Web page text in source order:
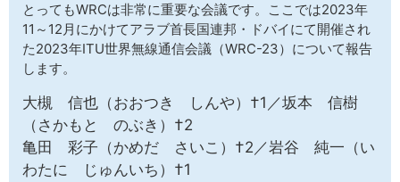
とってもWRCは非常に重要な会議です。ここでは2023年
11～12月にかけてアラブ首長国連邦・ドバイにて開催され
た2023年ITU世界無線通信会議（WRC-23）について報告
します。
大槻 信也（おおつき しんや）†1／坂本 信樹
（さかもと のぶき）†2
亀田 彩子（かめだ さいこ）†2／岩谷 純一（い
わたに じゅんいち）†1